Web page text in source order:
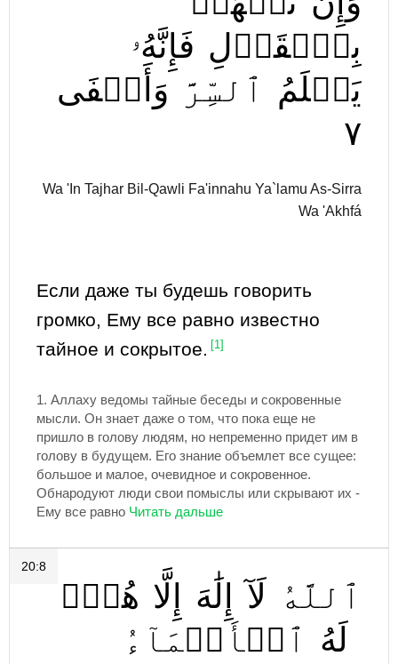
بِٱلۡقَوۡلِ فَإِنَّهُۥ
يَعۡلَمُ ٱلسِّرَّ وَأَخۡفَى
٧
Wa 'In Tajhar Bil-Qawli Fa'innahu Ya`lamu As-Sirra
Wa 'Akhfá
Если даже ты будешь говорить
громко, Ему все равно известно
тайное и сокрытое.
[1]
1. Аллаху ведомы тайные беседы и сокровенные
мысли. Он знает даже о том, что пока еще не
пришло в голову людям, но непременно придет им в
голову в будущем. Его знание объемлет все сущее:
большое и малое, очевидное и сокровенное.
Обнародуют люди свои помыслы или скрывают их -
Ему все равно
20:8
ٱللَّهُ لَآ إِلَٰهَ إِلَّا هُوَۖ
لَهُ ٱلۡأَسۡمَآءُ